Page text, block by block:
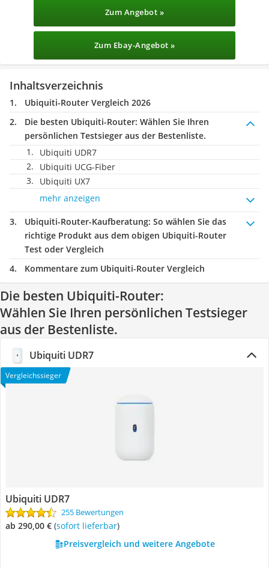
Zum Angebot »
Zum Ebay-Angebot »
Inhaltsverzeichnis
Ubiquiti-Router Vergleich 2026
Die besten Ubiquiti-Router: Wählen Sie Ihren
persönlichen Testsieger aus der Bestenliste.
Ubiquiti UDR7
Ubiquiti UCG-Fiber
Ubiquiti UX7
mehr anzeigen
Ubiquiti-Router-Kaufberatung: So wählen Sie das
richtige Produkt aus dem obigen Ubiquiti-Router
Test oder Vergleich
Kommentare zum Ubiquiti-Router Vergleich
Die besten Ubiquiti-Router:
Wählen Sie Ihren persönlichen Testsieger
aus der Bestenliste.
Ubiquiti UDR7
Vergleichssieger
Ubiquiti UDR7
255 Bewertungen
ab 290,00 € ( Sofort lieferbar)
Preisvergleich und weitere Angebote